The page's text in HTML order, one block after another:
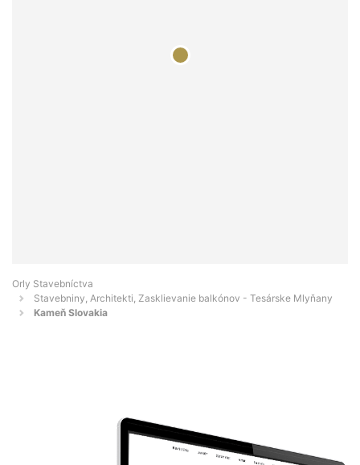
Orly Stavebníctva
Stavebniny, Architekti, Zasklievanie balkónov - Tesárske Mlyňany
Kameň Slovakia